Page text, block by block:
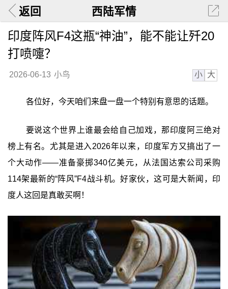
返回 西陆军情
印度阵风F4这瓶“神油”，能不能让歼20
打喷嚏？
2026-06-13 小鸟 小 大
各位好，今天咱们来盘一盘一个特别有意思的话题。
要说这个世界上谁最会给自己加戏，那印度阿三绝对
榜上有名。尤其是进入2026年以来，印度军方又搞出了一
个大动作——准备豪掷340亿美元，从法国达索公司采购
114架最新的“阵风”F4战斗机。好家伙，这可是大新闻，印
度人这回是真敢买啊！